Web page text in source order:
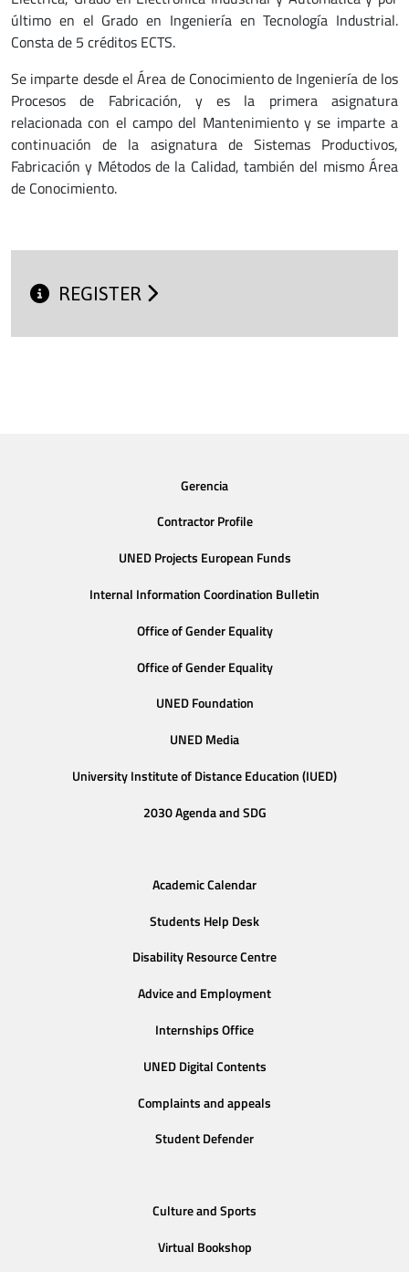
último en el Grado en Ingeniería en Tecnología Industrial.
Consta de 5 créditos ECTS.
Se imparte desde el Área de Conocimiento de Ingeniería de los
Procesos de Fabricación, y es la primera asignatura
relacionada con el campo del Mantenimiento y se imparte a
continuación de la asignatura de Sistemas Productivos,
Fabricación y Métodos de la Calidad, también del mismo Área
de Conocimiento.
REGISTER
Gerencia
Contractor Profile
UNED Projects European Funds
Internal Information Coordination Bulletin
Office of Gender Equality
Office of Gender Equality
UNED Foundation
UNED Media
University Institute of Distance Education (IUED)
2030 Agenda and SDG
Academic Calendar
Students Help Desk
Disability Resource Centre
Advice and Employment
Internships Office
UNED Digital Contents
Complaints and appeals
Student Defender
Culture and Sports
Virtual Bookshop